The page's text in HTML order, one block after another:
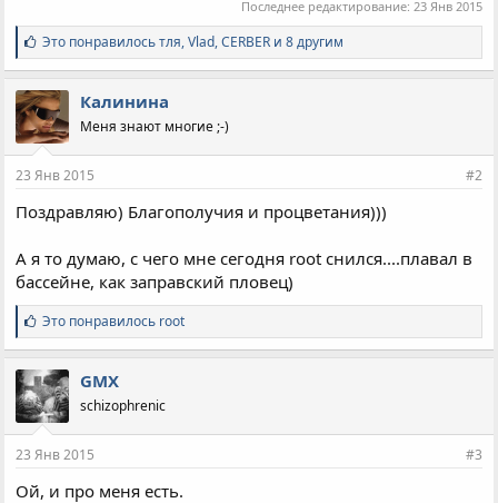
Последнее редактирование: 23 Янв 2015
С
и
м
п
а
т
и
:
Это понравилосьтля,Vlad,CERBER и 8 другим
Калинина
Меня знают многие ;-)
23 Янв 2015 #2
Поздравляю) Благополучия и процветания)))
А я то думаю, с чего мне сегодня root снился....плавал в
бассейне, как заправский пловец)
С
и
м
п
а
т
и
:
Это понравилось root
GMX
schizophrenic
23 Янв 2015 #3
Ой, и про меня есть.